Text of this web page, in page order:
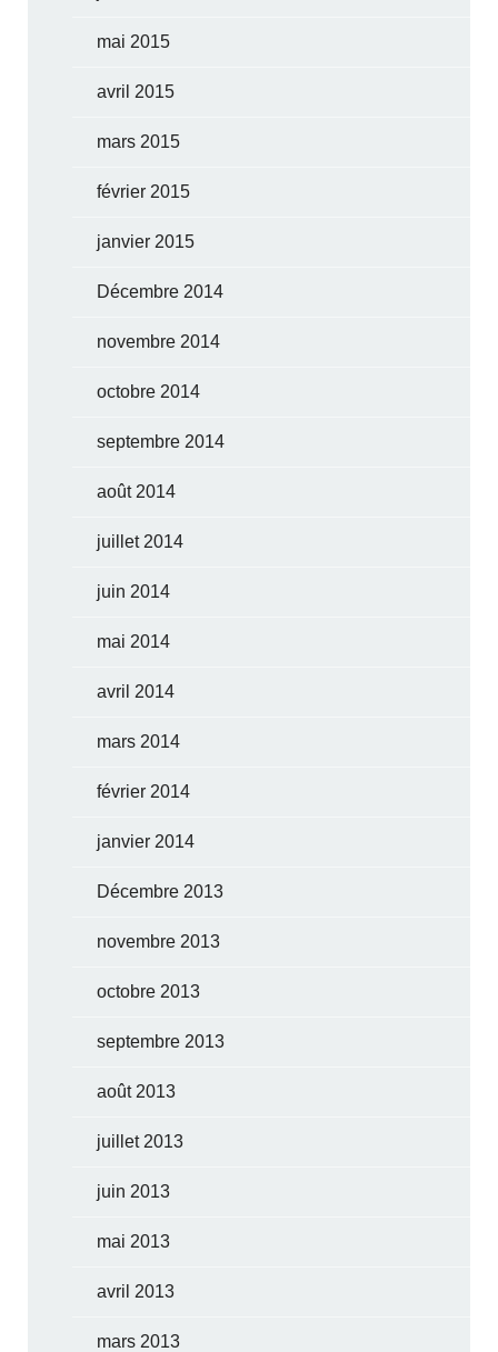
mai 2015
avril 2015
mars 2015
février 2015
janvier 2015
Décembre 2014
novembre 2014
octobre 2014
septembre 2014
août 2014
juillet 2014
juin 2014
mai 2014
avril 2014
mars 2014
février 2014
janvier 2014
Décembre 2013
novembre 2013
octobre 2013
septembre 2013
août 2013
juillet 2013
juin 2013
mai 2013
avril 2013
mars 2013